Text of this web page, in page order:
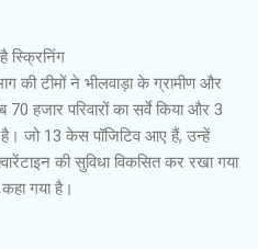
स्क्रिनिंग
की टीमों ने भीलवाड़ा के ग्रामीण और
हजार परिवारों का सर्वे किया और 3
है। जो 13 केस पॉजिटिव आए हैं, उन्हें
की सुविधा विकसित कर रखा गया
गया है।